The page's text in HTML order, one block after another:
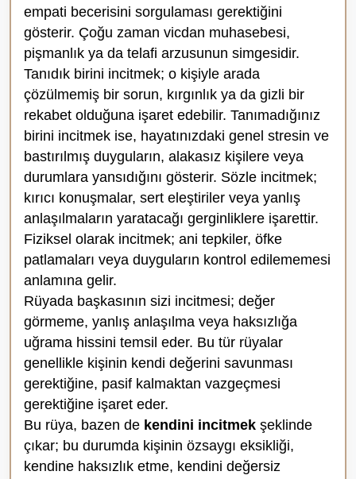
empati becerisini sorgulaması gerektiğini
gösterir. Çoğu zaman vicdan muhasebesi,
pişmanlık ya da telafi arzusunun simgesidir.
Tanıdık birini incitmek; o kişiyle arada
çözülmemiş bir sorun, kırgınlık ya da gizli bir
rekabet olduğuna işaret edebilir. Tanımadığınız
birini incitmek ise, hayatınızdaki genel stresin ve
bastırılmış duyguların, alakasız kişilere veya
durumlara yansıdığını gösterir. Sözle incitmek;
kırıcı konuşmalar, sert eleştiriler veya yanlış
anlaşılmaların yaratacağı gerginliklere işarettir.
Fiziksel olarak incitmek; ani tepkiler, öfke
patlamaları veya duyguların kontrol edilememesi
anlamına gelir.
Rüyada başkasının sizi incitmesi; değer
görmeme, yanlış anlaşılma veya haksızlığa
uğrama hissini temsil eder. Bu tür rüyalar
genellikle kişinin kendi değerini savunması
gerektiğine, pasif kalmaktan vazgeçmesi
gerektiğine işaret eder.
Bu rüya, bazen de kendini incitmekşeklinde
çıkar; bu durumda kişinin özsaygı eksikliği,
kendine haksızlık etme, kendini değersiz